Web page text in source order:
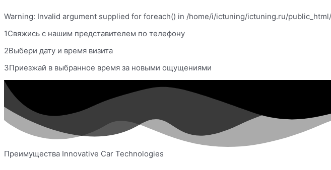
Warning: Invalid argument supplied for foreach() in /home/i/ictuning/ictuning.ru/
1Свяжись с нашим представителем по телефону
2Выбери дату и время визита
3Приезжай в выбранное время за новыми ощущениями
Преимущества Innovative Car Technologies